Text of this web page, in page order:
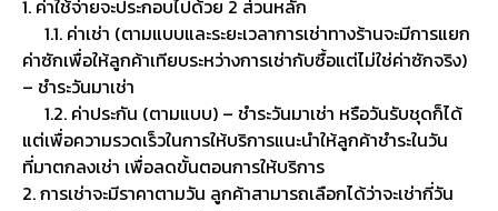
1. ค่าใช้จ่ายจะประกอบไปด้วย 2 ส่วนหลัก
1.1. ค่าเช่า (ตามแบบและระยะเวลาการเช่าทางร้านจะมีการแยก
ค่าซักเพื่อให้ลูกค้าเทียบระหว่างการเช่ากับซื้อแต่ไม่ใช่ค่าซักจริง)
– ชำระวันมาเช่า
1.2. ค่าประกัน (ตามแบบ) – ชำระวันมาเช่า หรือวันรับชุดก็ได้
แต่เพื่อความรวดเร็วในการให้บริการแนะนำให้ลูกค้าชำระในวัน
ที่มาตกลงเช่า เพื่อลดขั้นตอนการให้บริการ
2. การเช่าจะมีราคาตามวัน ลูกค้าสามารถเลือกได้ว่าจะเช่ากี่วัน